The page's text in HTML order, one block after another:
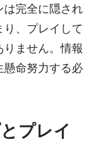
は完全に隠され
、プレイして
ません。情報
懸命努力する必
プレイ